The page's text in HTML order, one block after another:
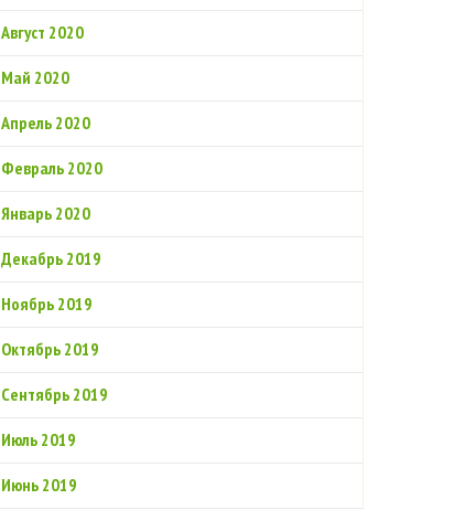
Август 2020
Май 2020
Апрель 2020
Февраль 2020
Январь 2020
Декабрь 2019
Ноябрь 2019
Октябрь 2019
Сентябрь 2019
Июль 2019
Июнь 2019